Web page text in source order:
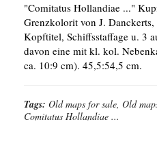
"Comitatus Hollandiae ..."
Grenzkolorit von J.
Kopftitel, Schiffsstaffage u. 3
davon eine mit kl. kol.
ca. 10:9 cm). 45,5:54,5 cm.
Tags: Old maps for sale, Old
Comitatus Hollandiae ...